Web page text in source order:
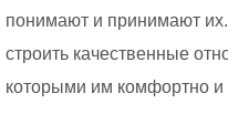
понимают и принимают
строить качественные
которыми им комфортно и